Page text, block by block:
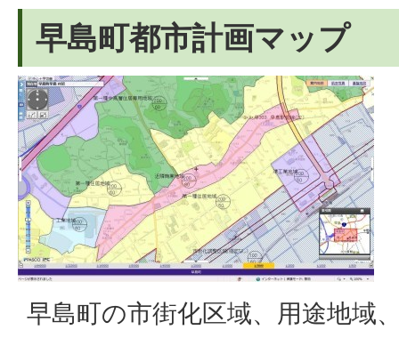
早島町都市計画マップ
早島町の市街化区域、用途地域